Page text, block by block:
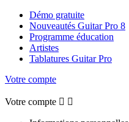
Démo gratuite
Nouveautés Guitar Pro 8
Programme éducation
Artistes
Tablatures Guitar Pro
Votre compte
Votre compte  